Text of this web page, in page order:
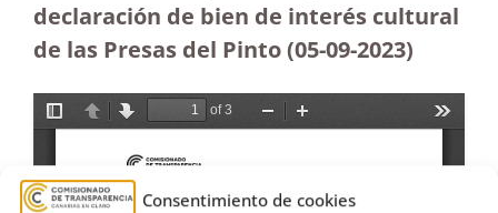
Consentimiento de cookies
declaración de bien de interés cultural
de las Presas del Pinto (05-09-2023)